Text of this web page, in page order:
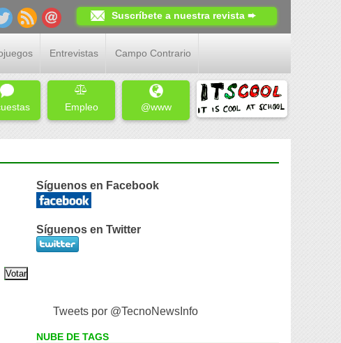
Suscríbete a nuestra revista ➨
Entrevistas Campo Contrario
Empleo @www
Síguenos en Facebook
Síguenos en Twitter
Tweets por @TecnoNewsInfo
NUBE DE TAGS